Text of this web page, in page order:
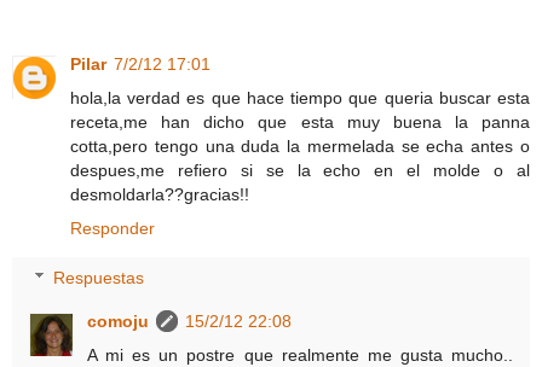
Pilar 7/2/12 17:01
hola,la verdad es que hace tiempo que queria buscar esta
receta,me han dicho que esta muy buena la panna
cotta,pero tengo una duda la mermelada se echa antes o
despues,me refiero si se la echo en el molde o al
desmoldarla??gracias!!
Responder
Respuestas
comoju
15/2/12 22:08
A mi es un postre que realmente me gusta mucho..